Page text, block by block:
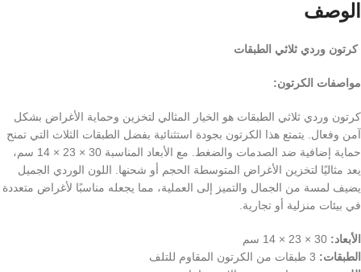
الوصف
كرتون وردي ثلاثي الطبقات
مواصفات الكرتون:
كرتون وردي ثلاثي الطبقات هو الخيار المثالي لتخزين وحماية الأغراض بشكل
آمن وفعال. يتمتع هذا الكرتون بجودة استثنائية بفضل الطبقات الثلاث التي تمنح
حماية إضافية ضد الصدمات والضغط. مع الأبعاد المناسبة 30 × 23 × 14 سم،
يعد مثاليًا لتخزين الأغراض المتوسطة الحجم أو شحنها. اللون الوردي الجميل
يضيف لمسة من الجمال والتميز إلى العملية، مما يجعله مناسبًا لأغراض متعددة
في بيئات منزلية أو تجارية.
الأبعاد:
الطبقات: